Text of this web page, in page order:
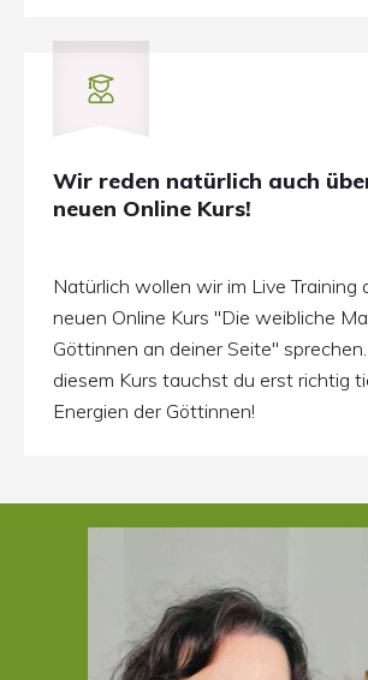
Wir reden natürlich auch
neuen Online Kurs!
Natürlich wollen wir im Live Training
neuen Online Kurs "Die weibliche
Göttinnen an deiner Seite"
diesem Kurs tauchst du erst richtig
Energien der Göttinnen!